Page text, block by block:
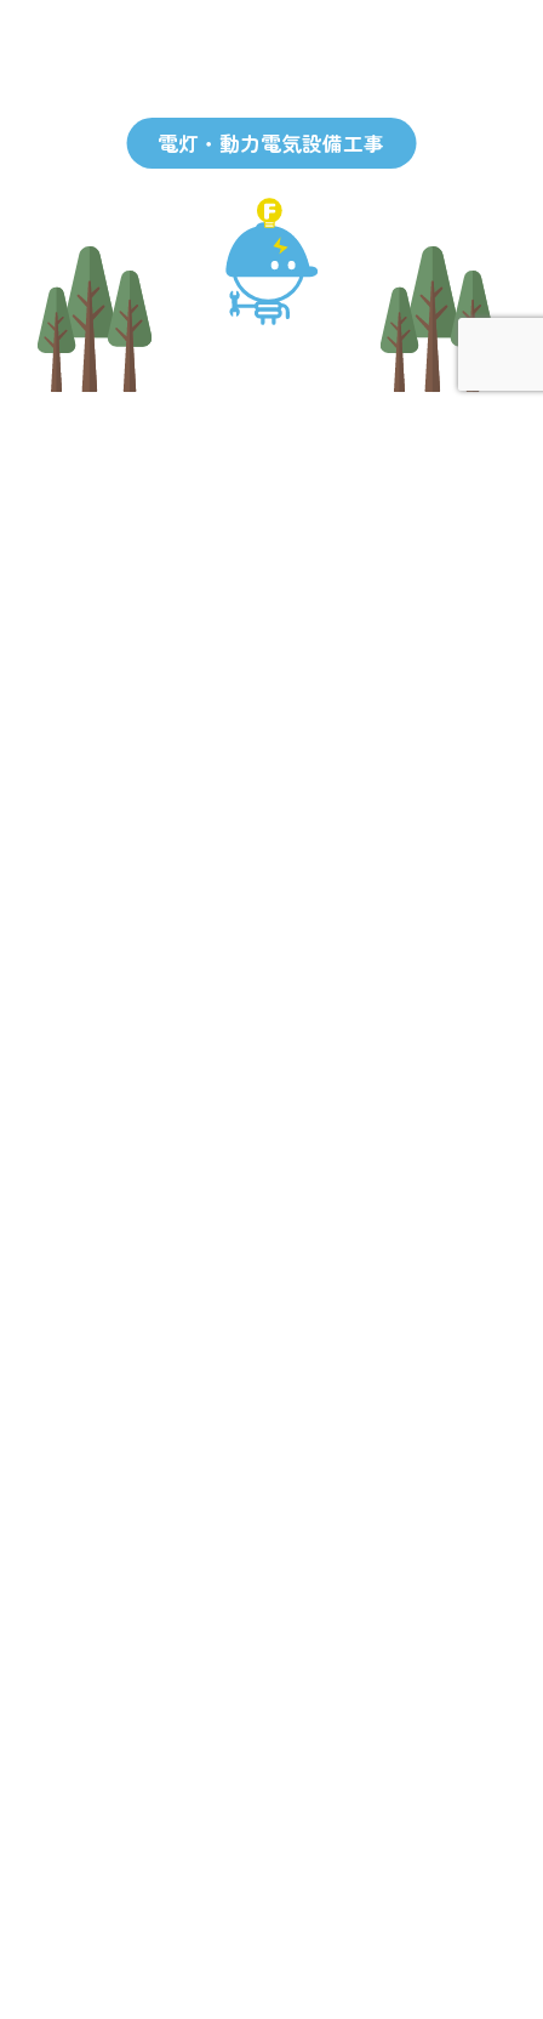
電灯・動力電気設備工事